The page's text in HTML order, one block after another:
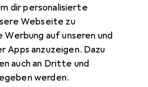
dir personalisierte
Webseite zu
auf unseren und
Apps anzuzeigen. Dazu
auch an Dritte und
werden.